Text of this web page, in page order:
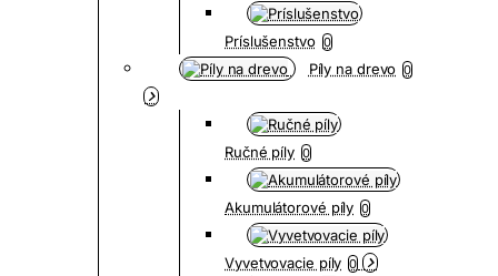
Príslušenstvo 0
Píly na drevo 0
Ručné píly 0
Akumulátorové píly 0
Vyvetvovacie píly 0